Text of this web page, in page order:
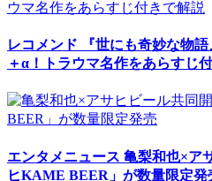
レコメンド 『世にも奇妙な物
＋α！トラウマ名作をあらすじ
エンタメニュース 亀梨和也×ア
ヒKAME BEER」が数量限定発